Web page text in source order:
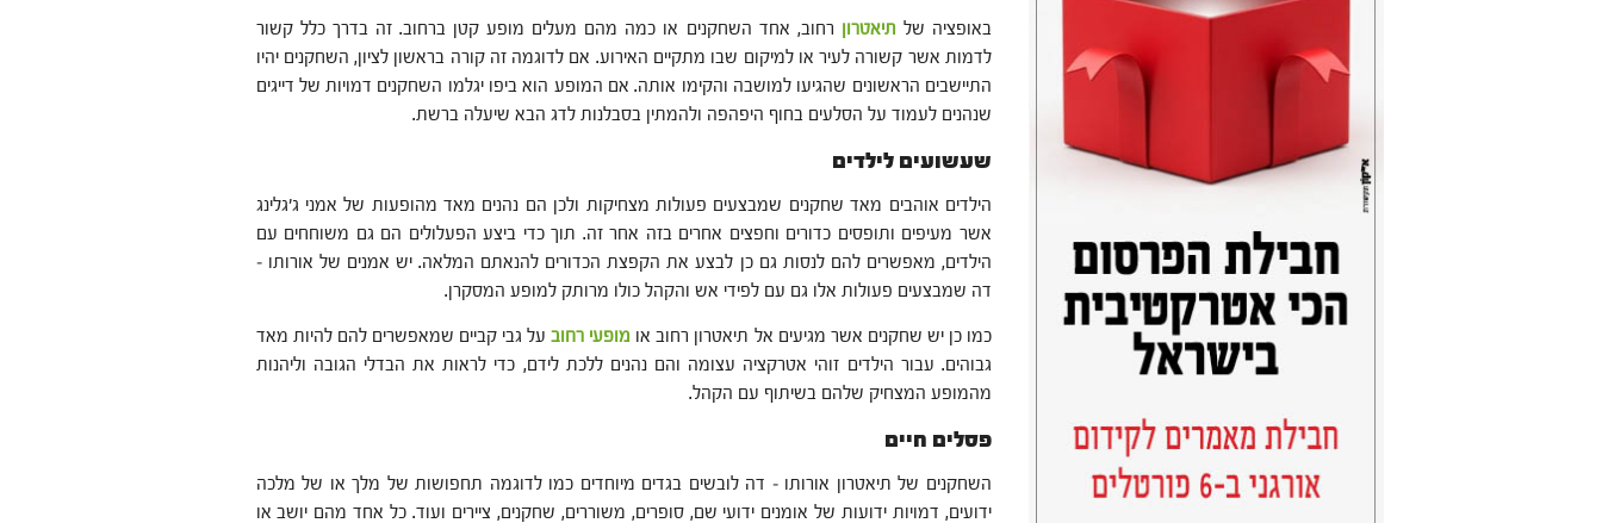
באופציה של תיאטרון רחוב, אחד השחקנים או כמה מהם מעלים מופע קטן ברחוב. זה בדרך כלל קשור
לדמות אשר קשורה לעיר או למיקום שבו מתקיים האירוע. אם לדוגמה זה קורה בראשון לציון, השחקנים יהיו
התיישבים הראשונים שהגיעו למושבה והקימו אותה. אם המופע הוא ביפו יגלמו השחקנים דמויות של דייגים
שנהנים לעמוד על הסלעים בחוף היפהפה ולהמתין בסבלנות לדג הבא שיעלה ברשת.
שעשועים לילדים
הילדים אוהבים מאד שחקנים שמבצעים פעולות מצחיקות ולכן הם נהנים מאד מהופעות של אמני ג'גלינג
אשר מעיפים ותופסים כדורים וחפצים אחרים בזה אחר זה. תוך כדי ביצע הפעלולים הם גם משוחחים עם
הילדים, מאפשרים להם לנסות גם כן לבצע את הקפצת הכדורים להנאתם המלאה. יש אמנים של אורותו –
דה שמבצעים פעולות אלו גם עם לפידי אש והקהל כולו מרותק למופע המסקרן.
כמו כן יש שחקנים אשר מגיעים אל תיאטרון רחוב או מופעי רחובעל גבי קביים שמאפשרים להם להיות מאד
גבוהים. עבור הילדים זוהי אטרקציה עצומה והם נהנים ללכת לידם, כדי לראות את הבדלי הגובה וליהנות
מהמופע המצחיק שלהם בשיתוף עם הקהל.
פסלים חיים
השחקנים של תיאטרון אורותו – דה לובשים בגדים מיוחדים כמו לדוגמה תחפושות של מלך או של מלכה
ידועים, דמויות ידועות של אומנים ידועי שם, סופרים, משוררים, שחקנים, ציירים ועוד. כל אחד מהם יושב או